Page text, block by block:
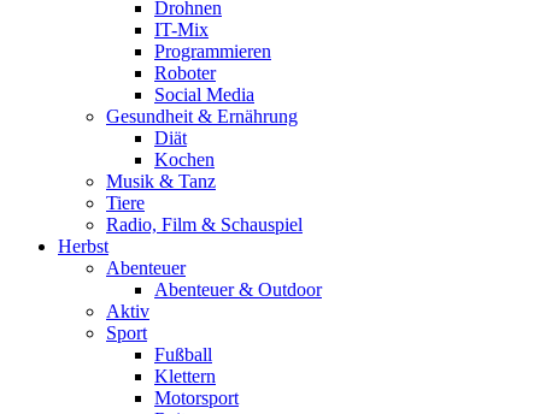
Drohnen
IT-Mix
Programmieren
Roboter
Social Media
Gesundheit & Ernährung
Diät
Kochen
Musik & Tanz
Tiere
Radio, Film & Schauspiel
Herbst
Abenteuer
Abenteuer & Outdoor
Aktiv
Sport
Fußball
Klettern
Motorsport